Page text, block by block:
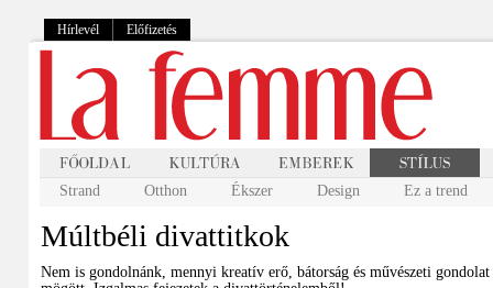
Hírlevél Előfizetés
Strand Otthon Ékszer Design Ez a trend
Múltbéli divattitkok
Nem is gondolnánk, mennyi kreatív erő, bátorság és művészeti